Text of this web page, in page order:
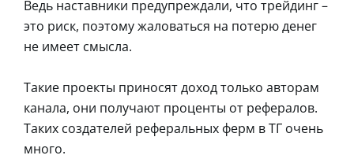
Ведь наставники предупреждали, что трейдинг –
это риск, поэтому жаловаться на потерю денег
не имеет смысла.
Такие проекты приносят доход только авторам
канала, они получают проценты от рефералов.
Таких создателей реферальных ферм в ТГ очень
много.